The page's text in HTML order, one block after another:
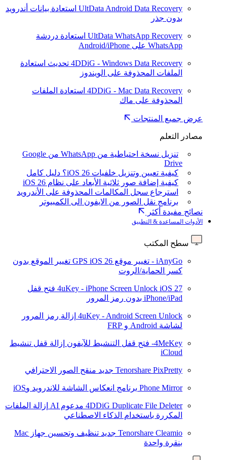
UltData Android Data Recovery استعادة بيانات أندرويد
بدون جذر
UltData WhatsApp Recovery استعادة دردشة
WhatsApp على Android/iPhone
4DDiG - Windows Data Recovery تحديث استعادة
الملفات المحذوفة على الويندوز
4DDiG - Mac Data Recovery استعادة الملفات
المحذوفة على ماك
عرض جميع المنتجات
مصادر التعلم
تنزيل نسخة احتياطية من WhatsApp من Google
Drive
كيفية تعيين وتنزيل خلفيات iOS 26؟ دليل كامل
كيفية إضافة صور ثلاثية الأبعاد على نظام iOS 26
استرجاع سجل المكالمات المحذوفة على الأندرويد
برنامج نقل الصور من الايفون الى الكمبيوتر
نصائح مفيدة أكثر
الأدوات المساعدة & التطبيق
سطح المكتب
iAnyGo - تغيير موقع GPS iOS 26
تغيير الموقع بدون
كسر الحماية/الروت
4uKey - iPhone Screen Unlock iOS 27
فتح قفل
iPhone/iPad بدون رمز المرور
4uKey - Android Screen Unlock إزالة رمز المرور
لشاشة Android و FRP
4MeKey- فتح قفل التنشيط للآيفون
إزالة قفل تنشيط
iCloud
Tenorshare PixPretty جديد منقح الصور الاحترافي
Phone Mirror برنامج انعكاس الشاشة للاندرويد وiOS
4DDiG Duplicate File Deleter مدعوم AI
إزالة الملفات
المكررة باستخدام الذكاء الاصطناعي
Tenorshare Cleamio جديد
تنظيف وتحسين جهاز Mac
بنقرة واحدة